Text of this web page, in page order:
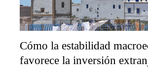
Cómo la estabilidad
favorece la inversión